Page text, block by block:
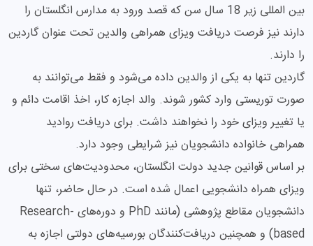
بین المللی زیر 18 سال سن که قصد ورود به مدارس انگلستان را
دارند نیز فرصت دریافت ویزای همراهی والدین تحت عنوان گاردین
را دارند.
گاردین تنها به یکی از والدین داده می‌شود و فقط می‌توانند به
صورت توریستی وارد کشور شوند. والد اجازه کار، اخذ اقامت دائم و
یا تغییر ویزای خود را نخواهند داشت. برای دریافت روادید
همراهی خانواده دانشجویان نیز شرایطی وجود دارد.
بر اساس قوانین جدید دولت انگلستان، محدودیت‌های سختی برای
ویزای همراه دانشجویی اعمال شده است. در حال حاضر، تنها
دانشجویان مقاطع پژوهشی (مانند PhD و دوره‌های Research-
based) و همچنین دریافت‌کنندگان بورسیه‌های دولتی اجازه به